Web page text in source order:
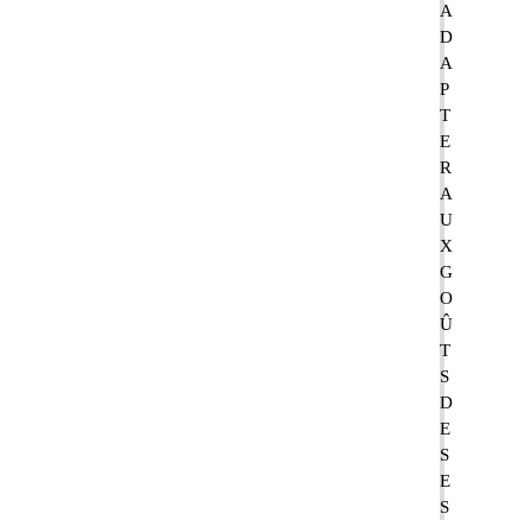
A
D
A
P
T
E
R
A
U
X
G
O
Û
T
S
D
E
S
E
S